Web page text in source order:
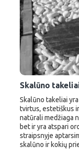
Skalūno
Skalūno takeliai
tvirtus, estetiškus
natūrali medžiaga
bet ir yra atspari
straipsnyje
skalūno ir kokių